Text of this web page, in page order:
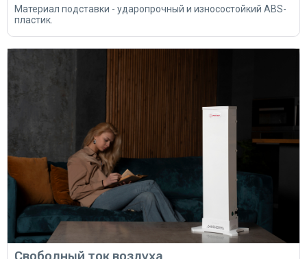
Материал подставки - ударопрочный и износостойкий ABS-
пластик.